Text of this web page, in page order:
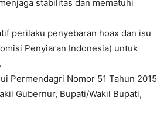
stabilitas dan mematuhi
perilaku penyebaran hoax dan isu
Penyiaran Indonesia) untuk
Permendagri Nomor 51 Tahun 2015
Gubernur, Bupati/Wakil Bupati,